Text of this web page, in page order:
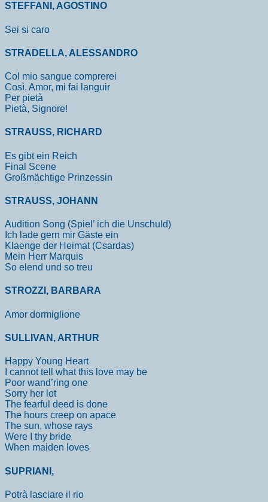
STEFFANI, AGOSTINO
Sei si caro
STRADELLA, ALESSANDRO
Col mio sangue comprerei
Così, Amor, mi fai languir
Per pietà
Pietà, Signore!
STRAUSS, RICHARD
Es gibt ein Reich
Final Scene
Großmächtige Prinzessin
STRAUSS, JOHANN
Audition Song (Spiel’ ich die Unschuld)
Ich lade gern mir Gäste ein
Klaenge der Heimat (Csardas)
Mein Herr Marquis
So elend und so treu
STROZZI, BARBARA
Amor dormiglione
SULLIVAN, ARTHUR
Happy Young Heart
I cannot tell what this love may be
Poor wand’ring one
Sorry her lot
The fearful deed is done
The hours creep on apace
The sun, whose rays
Were I thy bride
When maiden loves
SUPRIANI,
Potrà lasciare il rio